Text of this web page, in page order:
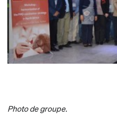
Photo de groupe.